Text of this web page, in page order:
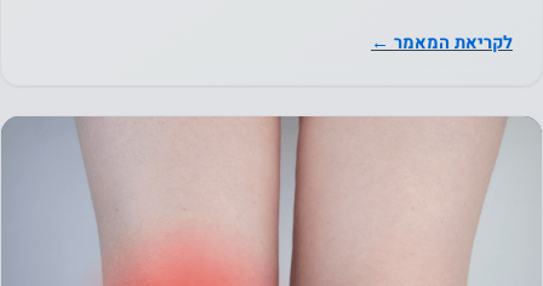
לקריאת המאמר ←
באתר.